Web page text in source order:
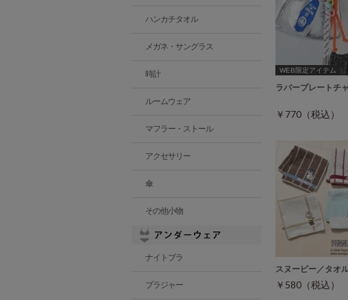
WEB限定アイテム
ラバープレートチ
￥770（税込）
スヌーピー／タオ
￥580（税込）
ハンカチタオル
メガネ・サングラス
時計
ルームウェア
マフラー・ストール
アクセサリー
傘
その他小物
ナイトブラ
ブラジャー